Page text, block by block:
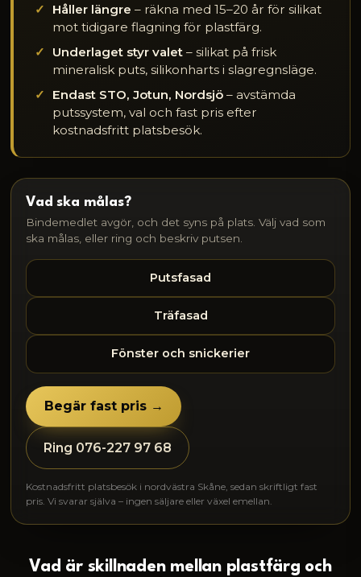
Håller längre – räkna med 15–20 år för silikat
mot tidigare flagning för plastfärg.
Underlaget styr valet – silikat på frisk
mineralisk puts, silikonharts i slagregnsläge.
Endast STO,Jotun, Nordsjö – avstämda
putssystem, val och fast pris efter
kostnadsfritt platsbesök.
Vad ska målas?
Bindemedlet avgör, och det syns på plats. Välj vad som
ska målas, eller ring och beskriv putsen.
Putsfasad
Träfasad
Fönster och snickerier
Begär fast pris →
Ring 076-227 97 68
Kostnadsfritt platsbesök i nordvästra Skåne, sedan skriftligt fast
pris. Vi svarar själva – ingen säljare eller växel emellan.
Vad är skillnaden mellan plastfärg och